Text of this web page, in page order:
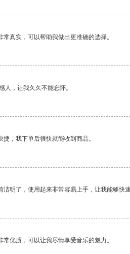
真实，可以帮助我做出更准确的选择。
人，让我久久不能忘怀。
，我下单后很快就能收到商品。
洁明了，使用起来非常容易上手，让我能够快
优质，可以让我尽情享受音乐的魅力。